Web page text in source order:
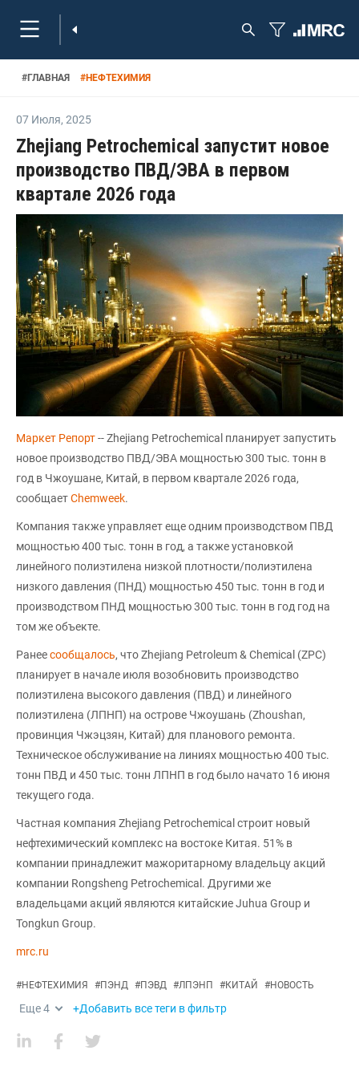
#ГЛАВНАЯ #НЕФТЕХИМИЯ
07 Июля, 2025
Zhejiang Petrochemical запустит новое
производство ПВД/ЭВА в первом
квартале 2026 года
Маркет Репорт-- Zhejiang Petrochemical планирует запустить
новое производство ПВД/ЭВА мощностью 300 тыс. тонн в
год в Чжоушане, Китай, в первом квартале 2026 года,
сообщаетChemweek.
Компания также управляет еще одним производством ПВД
мощностью 400 тыс. тонн в год, а также установкой
линейного полиэтилена низкой плотности/полиэтилена
низкого давления (ПНД) мощностью 450 тыс. тонн в год и
производством ПНД мощностью 300 тыс. тонн в год год на
том же объекте.
Ранеесообщалось, что Zhejiang Petroleum & Chemical (ZPC)
планирует в начале июля возобновить производство
полиэтилена высокого давления (ПВД) и линейного
полиэтилена (ЛПНП) на острове Чжоушань (Zhoushan,
провинция Чжэцзян, Китай) для планового ремонта.
Техническое обслуживание на линиях мощностью 400 тыс.
тонн ПВД и 450 тыс. тонн ЛПНП в год было начато 16 июня
текущего года.
Частная компания Zhejiang Petrochemical строит новый
нефтехимический комплекс на востоке Китая. 51% в
компании принадлежит мажоритарному владельцу акций
компании Rongsheng Petrochemical. Другими же
владельцами акций являются китайские Juhua Group и
Tongkun Group.
mrc.ru
#НЕФТЕХИМИЯ #ПЭНД #ПЭВД #ЛПЭНП #КИТАЙ #НОВОСТЬ
Еще4 +Добавить все теги в фильтр